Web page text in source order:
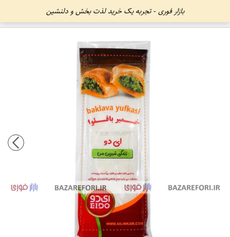
بازار فوری - تجربه یک خرید لذت بخش و دلنشین